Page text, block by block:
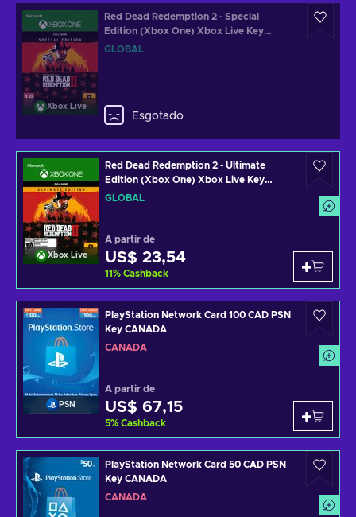
Xbox Live
Red Dead Redemption 2 - Special
Edition (Xbox One) Xbox Live Key
GLOBAL
GLOBAL
Esgotado
Xbox Live
Red Dead Redemption 2 - Ultimate
Edition (Xbox One) Xbox Live Key
GLOBAL
GLOBAL
A partir de
US$ 23,54
11% Cashback
PSN
PlayStation Network Card 100 CAD PSN
Key CANADA
CANADÁ
A partir de
US$ 67,15
5% Cashback
PlayStation Network Card 50 CAD PSN
Key CANADA
CANADÁ